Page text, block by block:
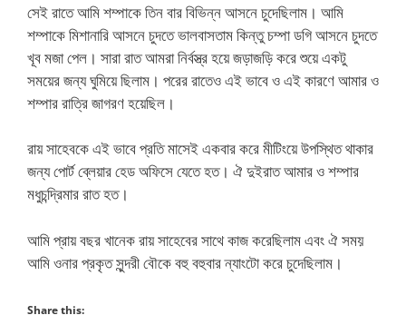
সেই রাতে আমি শম্পাকে তিন বার বিভিন্ন আসনে চুদেছিলাম। আমি
শম্পাকে মিশানারি আসনে চুদতে ভালবাসতাম কিন্তু চম্পা ডগি আসনে চুদতে
খূব মজা পেল। সারা রাত আমরা নির্বস্ত্র হয়ে জড়াজড়ি করে শুয়ে একটু
সময়ের জন্য ঘুমিয়ে ছিলাম। পরের রাতেও এই ভাবে ও এই কারণে আমার ও
শম্পার রাত্রি জাগরণ হয়েছিল।
রায় সাহেবকে এই ভাবে প্রতি মাসেই একবার করে মীটিংয়ে উপস্থিত থাকার
জন্য পোর্ট ব্লেয়ার হেড অফিসে যেতে হত। ঐ দুইরাত আমার ও শম্পার
মধুচন্দ্রিমার রাত হত।
আমি প্রায় বছর খানেক রায় সাহেবের সাথে কাজ করেছিলাম এবং ঐ সময়
আমি ওনার প্রকৃত সুন্দরী বৌকে বহু বহুবার ন্যাংটো করে চুদেছিলাম।
Share this: